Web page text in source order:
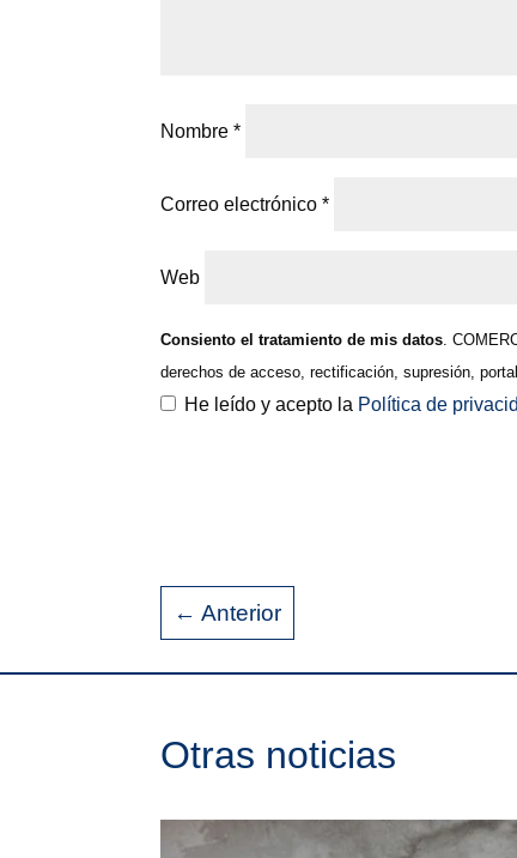
Nombre*
Correo electrónico*
Web
Consiento el tratamiento de mis datos .
derechos de acceso, rectificación, supresión,
He leído y acepto la Política de
←Anterior
Otras noticias